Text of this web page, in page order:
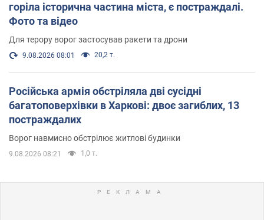
горіла історична частина міста, є постраждалі.
Фото та відео
Для терору ворог застосував ракети та дрони
9.08.2026 08:01 20,2 т.
Російська армія обстріляла дві сусідні
багатоповерхівки в Харкові: двоє загиблих, 13
постраждалих
Ворог навмисно обстрілює житлові будинки
9.08.2026 08:21 1,0 т.